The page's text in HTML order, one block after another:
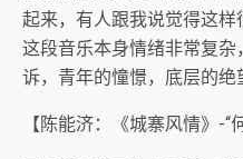
起来，有人跟我说觉得这
这段音乐本身情绪非常复
诉，青年的憧憬，底层的绝
【陈能济：《城寨风情》-“